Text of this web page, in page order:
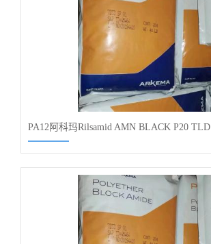
PA12阿科玛Rilsamid AMN BLACK P20 TLD